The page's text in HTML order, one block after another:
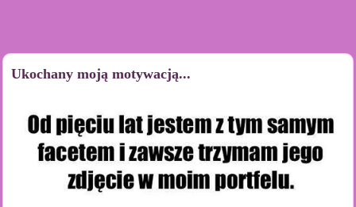
Ukochany moją motywacją...